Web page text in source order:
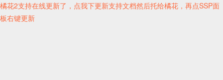
橘花2支持在线更新了，点我下更新支持文档然后托给橘花，再点SSP面
板右键更新